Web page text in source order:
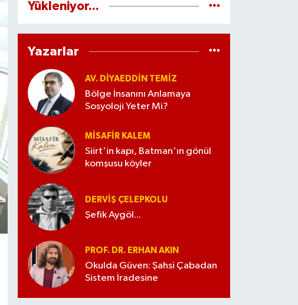
Yükleniyor...
Yazarlar
AV. DIYAEDDIN TEMIZ
Bölge İnsanını Anlamaya
Sosyoloji Yeter Mi?
MISAFIR KALEM
Siirt'in kapı, Batman'ın gönül
komşusu köyler
DERVIŞ ÇELEPKOLU
Şefik Aygöl...
PROF. DR. ERHAN AKIN
Okulda Güven: Şahsi Çabadan
Sistem İradesine